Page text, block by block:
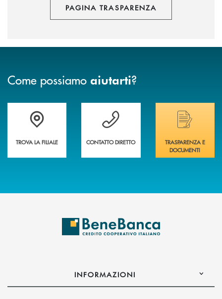
PAGINA TRASPARENZA
Come possiamo aiutarti?
Trova la filiale più vicina a te&nbsp;
TROVA LA FILIALE
Hai bisogno di assistenza immediata?
CONTATTO DIRETTO
Hai bisogno di
TRASPARENZA E
DOCUMENTI
INFORMAZIONI